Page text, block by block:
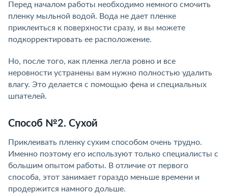
Перед началом работы необходимо немного смочить
пленку мыльной водой. Вода не дает пленке
приклеиться к поверхности сразу, и вы можете
подкорректировать ее расположение.
Но, после того, как пленка легла ровно и все
неровности устранены вам нужно полностью удалить
влагу. Это делается с помощью фена и специальных
шпателей.
Способ №2. Сухой
Приклеивать пленку сухим способом очень трудно.
Именно поэтому его используют только специалисты с
большим опытом работы. В отличие от первого
способа, этот занимает гораздо меньше времени и
продержится намного дольше.